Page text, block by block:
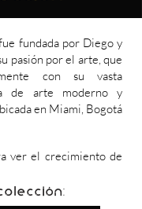
fundada por Diego y
pasión por el arte, que
con su vasta
de arte moderno y
en Miami, Bogotá
ver el crecimiento de